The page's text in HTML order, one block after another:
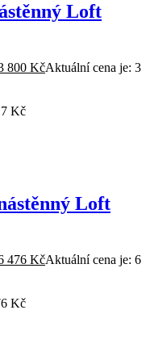
Loft
800 KčAktuální cena je: 3
Kč
Loft
476 KčAktuální cena je: 6
Kč